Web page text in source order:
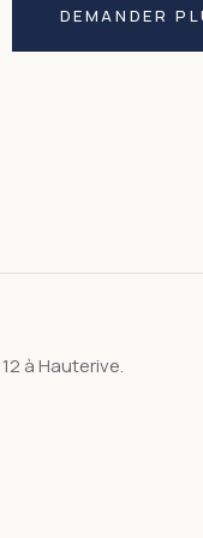
DEMANDER
à Hauterive.